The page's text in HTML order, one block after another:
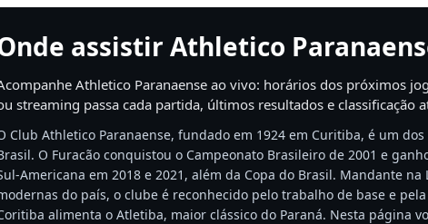
assistir Athletico
Athletico Paranaense ao vivo: horários dos próximos
streaming passa cada partida, últimos resultados e classificação
Club Athletico Paranaense, fundado em 1924 em Curitiba, é um
O Furacão conquistou o Campeonato Brasileiro de 2001 e
Americana em 2018 e 2021, além da Copa do Brasil. Mandante
do país, o clube é reconhecido pelo trabalho de base e
alimenta o Atletiba, maior clássico do Paraná. Nesta página